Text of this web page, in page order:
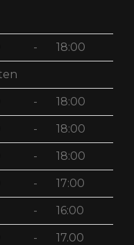
- 18:00
- 18:00
- 18:00
- 18:00
- 17:00
- 16:00
- 17.00